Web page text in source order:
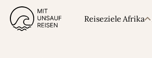
Reiseziele Afrika